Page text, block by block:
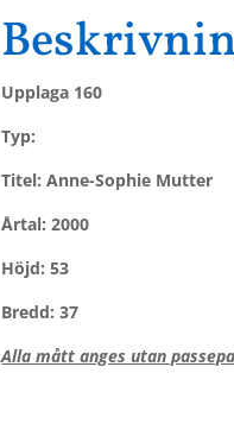
Upplaga 160
Typ:
Titel: Anne-Sophie Mutter
Årtal: 2000
Höjd: 53
Bredd: 37
Alla mått anges utan